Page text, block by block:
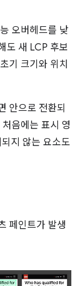
오버헤드를 낮
도 새 LCP 후보
기 크기와 위치
안으로 전환되
음에는 표시 영
지 않는 요소도
페인트가 발생